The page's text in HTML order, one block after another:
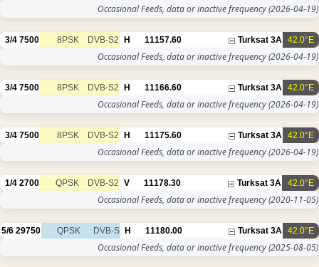
Occasional Feeds, data or inactive frequency(2026-04-19)
42.0°E
Turksat 3A
11157.60
H
DVB-S2
8PSK
7500
3/4
Occasional Feeds, data or inactive frequency(2026-04-19)
42.0°E
Turksat 3A
11166.60
H
DVB-S2
8PSK
7500
3/4
Occasional Feeds, data or inactive frequency(2026-04-19)
42.0°E
Turksat 3A
11175.60
H
DVB-S2
8PSK
7500
3/4
Occasional Feeds, data or inactive frequency(2026-04-19)
42.0°E
Turksat 3A
11178.30
V
DVB-S2
QPSK
2700
1/4
Occasional Feeds, data or inactive frequency(2020-11-05)
42.0°E
Turksat 3A
11180.00
H
DVB-S
QPSK
29750
5/6
Occasional Feeds, data or inactive frequency(2025-08-05)